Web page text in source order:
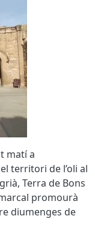
matí a
territori de l’oli al
Terra de Bons
promourà
diumenges de